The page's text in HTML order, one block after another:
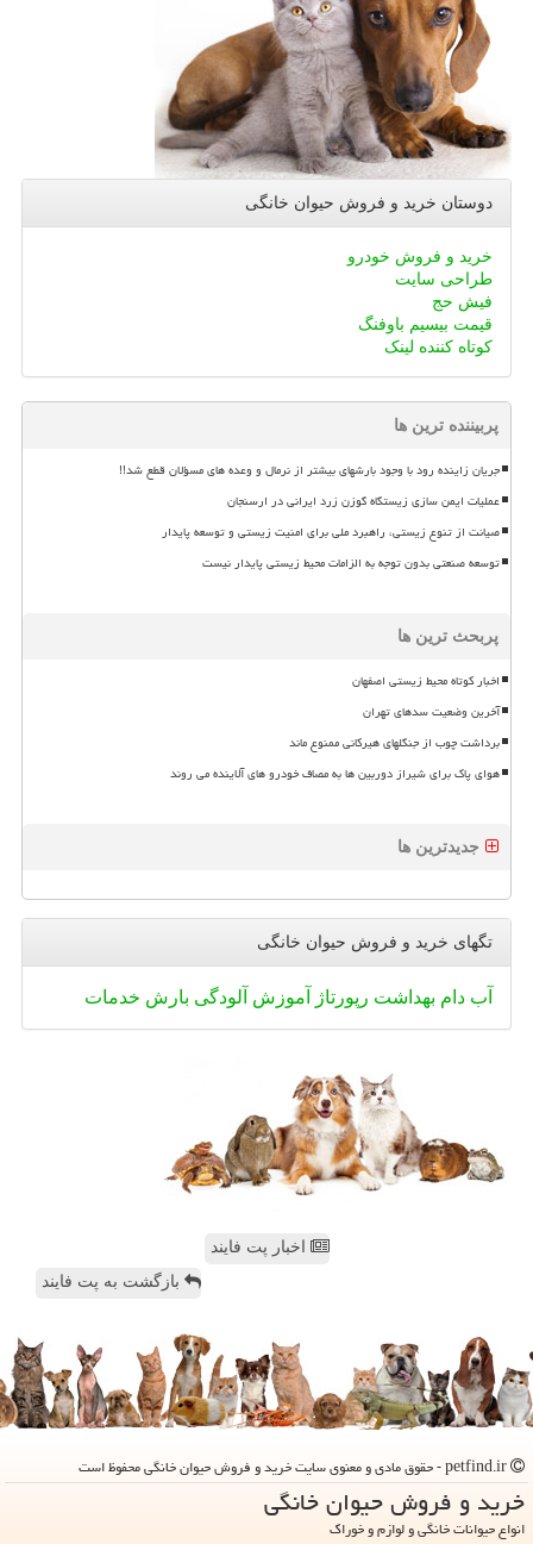
دوستان خرید و فروش حیوان خانگی
خرید و فروش خودرو
طراحی سایت
فیش حج
قیمت بیسیم باوفنگ
کوتاه کننده لینک
پربیننده ترین ها
جریان زاینده رود با وجود بارشهای بیشتر از نرمال و وعده های مسؤلان قطع شد!!
عملیات ایمن سازی زیستگاه گوزن زرد ایرانی در ارسنجان
صیانت از تنوع زیستی، راهبرد ملی برای امنیت زیستی و توسعه پایدار
توسعه صنعتی بدون توجه به الزامات محیط زیستی پایدار نیست
پربحث ترین ها
اخبار کوتاه محیط زیستی اصفهان
آخرین وضعیت سدهای تهران
برداشت چوب از جنگلهای هیرکانی ممنوع ماند
هوای پاک برای شیراز دوربین ها به مصاف خودرو های آلاینده می روند
جدیدترین ها
تگهای خرید و فروش حیوان خانگی
آب دام بهداشت رپورتاژ آموزش آلودگی بارش خدمات
اخبار پت فایند
بازگشت به پت فایند
خرید و فروش حیوان خانگی
انواع حیوانات خانگی و لوازم و خوراک